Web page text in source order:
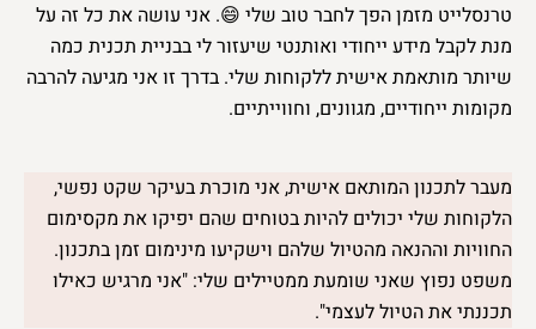
טרנסלייט מזמן הפך לחבר טוב שלי 😄. אני עושה את כל זה על
מנת לקבל מידע ייחודי ואותנטי שיעזור לי בבניית תכנית כמה
שיותר מותאמת אישית ללקוחות שלי. בדרך זו אני מגיעה להרבה
מקומות ייחודיים, מגוונים, וחווייתיים.
מעבר לתכנון המותאם אישית, אני מוכרת בעיקר שקט נפשי,
הלקוחות שלי יכולים להיות בטוחים שהם יפיקו את מקסימום
החוויות וההנאה מהטיול שלהם וישקיעו מינימום זמן בתכנון.
משפט נפוץ שאני שומעת ממטיילים שלי: "אני מרגיש כאילו
תכננתי את הטיול לעצמי".